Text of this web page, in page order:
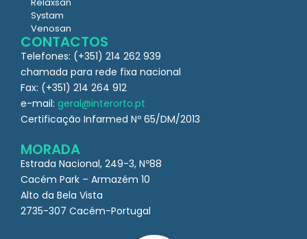
Systam
Venosan
CONTACTOS
Telefones: (+351) 214 262 939
chamada para rede fixa nacional
Fax: (+351) 214 264 912
e-mail: geral@interorto.pt
Certificação Infarmed Nº 65/DM/2013
MORADA
Estrada Nacional, 249-3, Nº88
Cacém Park – Armazém 10
Alto da Bela Vista
2735-307 Cacém-Portugal